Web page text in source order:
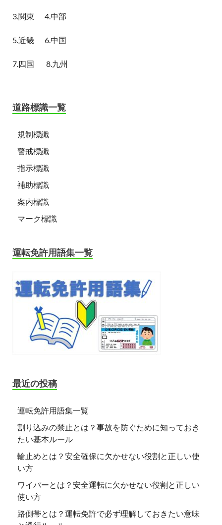
3.関東 4.中部
5.近畿 6.中国
7.四国 8.九州
道路標識一覧
規制標識
警戒標識
指示標識
補助標識
案内標識
マーク標識
運転免許用語集一覧
最近の投稿
運転免許用語集一覧
割り込みの禁止とは？事故を防ぐために知っておき
たい基本ルール
輪止めとは？安全確保に欠かせない役割と正しい使
い方
ワイパーとは？安全運転に欠かせない役割と正しい
使い方
路側帯とは？運転免許で必ず理解しておきたい意味